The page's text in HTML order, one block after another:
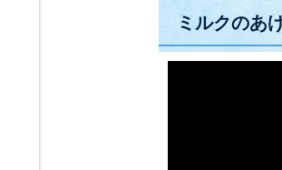
ミルクのあ